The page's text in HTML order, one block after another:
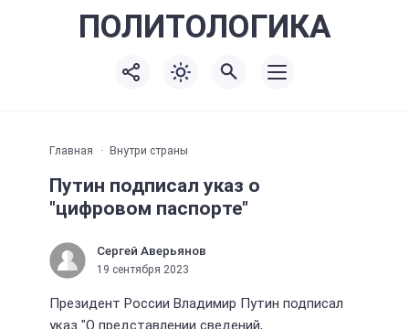
ПОЛИТОЛОГИКА
Главная Внутри страны
Путин подписал указ о
"цифровом паспорте"
Сергей Аверьянов
19 сентября 2023
Президент России Владимир Путин подписал
указ "О представлении сведений,